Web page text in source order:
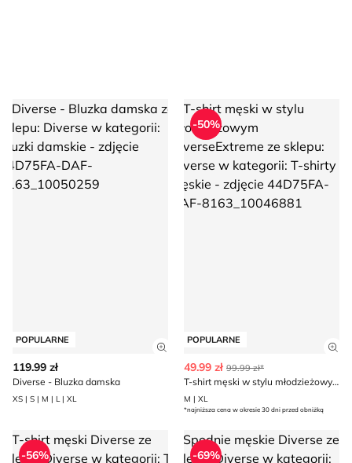
- Bluzka damska
POPULARNE
Zobacz szczegóły produktu
119.99 zł
Diverse - Bluzka damska
XS | S | M | L | XL
T-shirt męski w stylu
POPULARNE
-50%
49.99 zł 99.99 zł*
T-shirt męski w stylu młodzieżowym DiverseExtreme
M | XL
*najniższa cena w okresie 30 dni przed obniżką
shirt męski Diverse
-56%
Spodnie męskie Diverse
-69%